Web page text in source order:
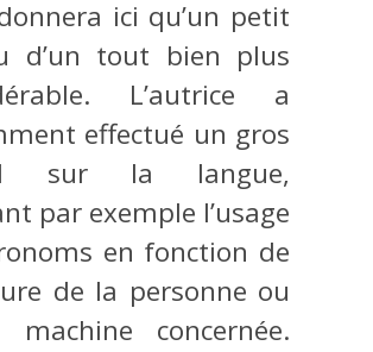
ici qu’un petit
d’un tout bien plus
L’autrice a
effectué un gros
sur la langue,
par exemple l’usage
en fonction de
de la personne ou
concernée.